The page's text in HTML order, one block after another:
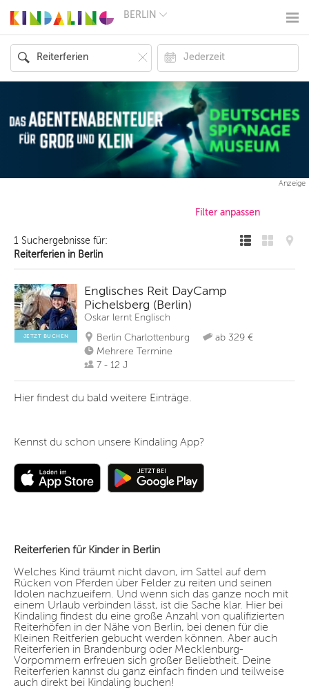
BERLIN
BERLIN
MÜNCHEN
HAMBURG
KÖLN
DÜSSELDORF
STUTTGART
ESSEN
HANNOVER
LEIPZIG
DRESDEN
NÜRNBERG
Anzeige
1 Suchergebnisse für:
Reiterferien in Berlin
JETZT BUCHEN
Englisches Reit DayCamp
Pichelsberg (Berlin)
Oskar lernt Englisch
Berlin Charlottenburg
ab 329 €
Mehrere Termine
7 - 12 J
Hier findest du bald weitere Einträge.
Kennst du schon unsere Kindaling App?
Reiterferien für Kinder in Berlin
Welches Kind träumt nicht davon, im Sattel auf dem
Rücken von Pferden über Felder zu reiten und seinen
Idolen nachzueifern. Und wenn sich das ganze noch mit
einem Urlaub verbinden lässt, ist die Sache klar. Hier bei
Kindaling findest du eine große Anzahl von qualifizierten
Reiterhöfen in der Nähe von Berlin, bei denen für die
Kleinen Reitferien gebucht werden können. Aber auch
Reiterferien in Brandenburg oder Mecklenburg-
Vorpommern erfreuen sich großer Beliebtheit. Deine
Reiterferien kannst du ganz einfach finden und teilweise
auch direkt bei Kindaling buchen!